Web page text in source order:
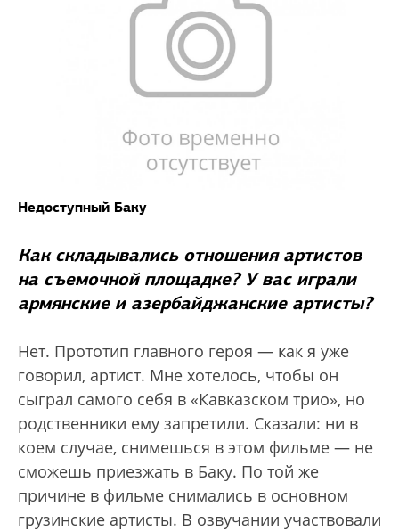
Недоступный Баку
Как складывались отношения артистов
на съемочной площадке? У вас играли
армянские и азербайджанские артисты?
Нет. Прототип главного героя — как я уже
говорил, артист. Мне хотелось, чтобы он
сыграл самого себя в «Кавказском трио», но
родственники ему запретили. Сказали: ни в
коем случае, снимешься в этом фильме — не
сможешь приезжать в Баку. По той же
причине в фильме снимались в основном
грузинские артисты. В озвучании участвовали